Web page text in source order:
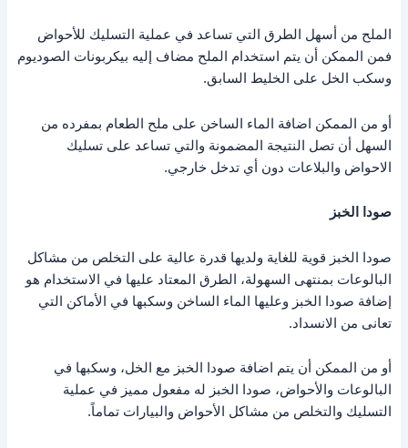
الملح من أسهل الطرق التي تساعد في عملية التسليك للأحواض
فمن الممكن أن يتم استخدام الملح مضاف إليه بيكربونات الصوديوم
وسكب الخل على الخليط السابق.
أو من الممكن اضافة الماء الساخن على ملح الطعام بمفرده من
السهل أن تصل النتيجة المضمونة والتي تساعد على تسليك
الاحواض والبلاعات دون أي تدخل خارجي.
صودا الخبز
صودا الخبز قوية للغاية ولديها قدرة عالية على التخلص من مشاكل
البالوعات بمنتهى السهولة، الطرق المعتاد عليها في الاستخدام هو
إضافة صودا الخبز وعليها الماء الساخن وسكبها في الأماكن التي
تعانى من الانسداد.
أو من الممكن أن يتم اضافة صودا الخبز مع الخل، وسكبها في
البالوعات والأحواض، صودا الخبز له مفعول مميز في عملية
التسليك والتخلص من مشاكل الأحواض والبيارات تماماً.